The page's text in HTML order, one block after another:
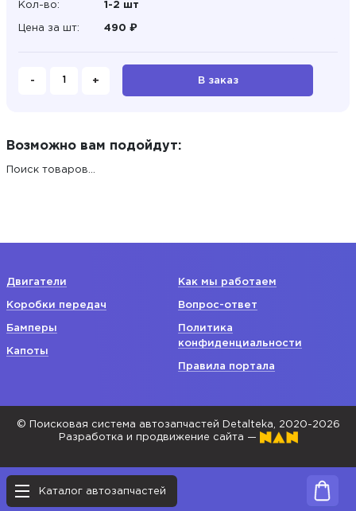
Каталог автозапчастей
Кол-во: 1-2 шт
Цена за шт: 490 ₽
- + В заказ
Возможно вам подойдут:
Поиск товаров...
Двигатели
Коробки передач
Бамперы
Капоты
Как мы работаем
Вопрос-ответ
Политика
конфиденциальности
Правила портала
© Поисковая система автозапчастей Detalteka, 2020-2026
Разработка и продвижение сайта —